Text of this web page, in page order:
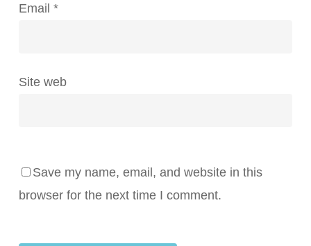
Email *
Site web
Save my name, email, and website in this
browser for the next time I comment.